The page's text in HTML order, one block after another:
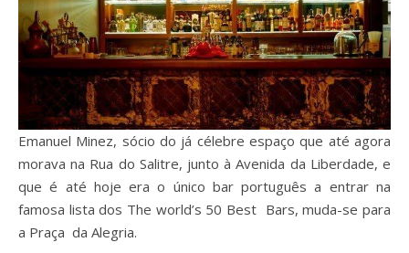
Emanuel Minez, sócio do já célebre espaço que até agora
morava na Rua do Salitre, junto à Avenida da Liberdade, e
que é até hoje era o único bar português a entrar na
famosa lista dos The world’s 50 Best Bars, muda-se para
a Praça da Alegria.